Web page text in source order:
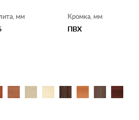
мм Кромка, мм
ПВХ